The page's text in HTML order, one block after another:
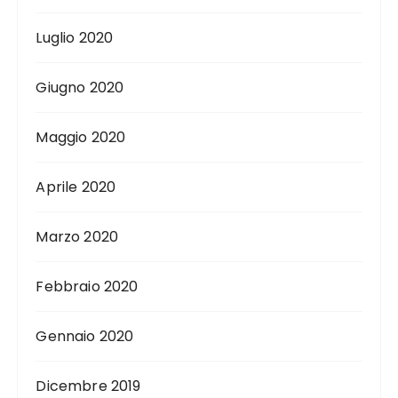
Luglio 2020
Giugno 2020
Maggio 2020
Aprile 2020
Marzo 2020
Febbraio 2020
Gennaio 2020
Dicembre 2019